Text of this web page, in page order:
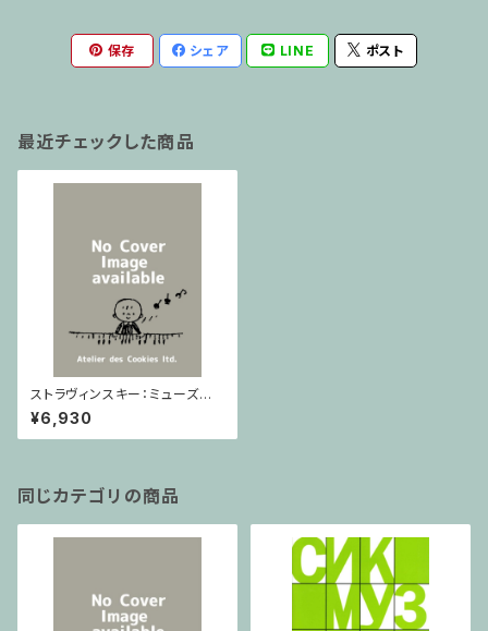
保存 シェア LINE ポスト
最近チェックした商品
ストラヴィンスキー：ミューズを
率いるアポロン / フルスコア
¥6,930
同じカテゴリの商品